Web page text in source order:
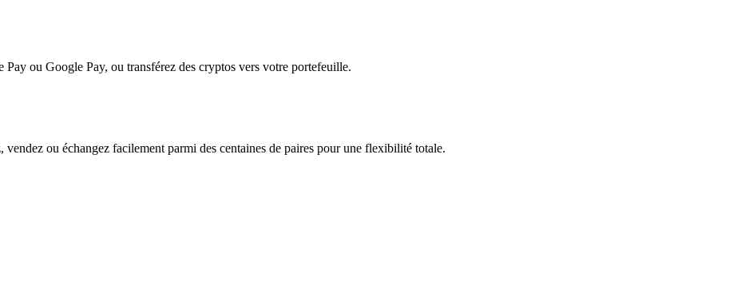
ou Google Pay, ou transférez des cryptos vers votre portefeuille.
ou échangez facilement parmi des centaines de paires pour une flexibilité totale.